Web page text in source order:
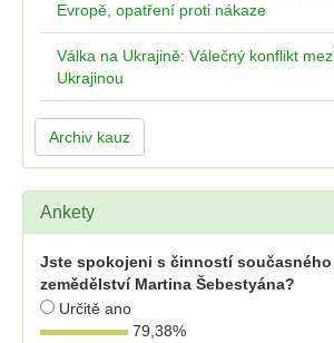
Evropě, opatření proti nákaze
Válka na Ukrajině: Válečný konflikt
Ukrajinou
Archiv kauz
Ankety
Jste spokojeni s činností
zemědělství Martina Šebestyána?
Určitě ano
79,38%